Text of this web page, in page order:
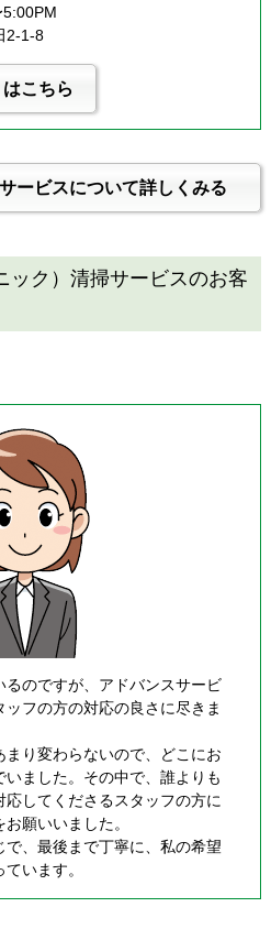
〜5:00PM
2-1-8
こちら
ービスについて詳しくみる
ック）清掃サービスのお客
のですが、アドバンスサービ
フの方の対応の良さに尽きま
り変わらないので、どこにお
ました。その中で、誰よりも
してくださるスタッフの方に
願いいました。
、最後まで丁寧に、私の希望
います。